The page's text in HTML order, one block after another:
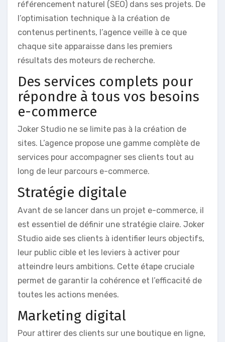
référencement naturel (SEO) dans ses projets. De
l’optimisation technique à la création de
contenus pertinents, l’agence veille à ce que
chaque site apparaisse dans les premiers
résultats des moteurs de recherche.
Des services complets pour
répondre à tous vos besoins
e-commerce
Joker Studio ne se limite pas à la création de
sites. L’agence propose une gamme complète de
services pour accompagner ses clients tout au
long de leur parcours e-commerce.
Stratégie digitale
Avant de se lancer dans un projet e-commerce, il
est essentiel de définir une stratégie claire. Joker
Studio aide ses clients à identifier leurs objectifs,
leur public cible et les leviers à activer pour
atteindre leurs ambitions. Cette étape cruciale
permet de garantir la cohérence et l’efficacité de
toutes les actions menées.
Marketing digital
Pour attirer des clients sur une boutique en ligne,